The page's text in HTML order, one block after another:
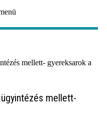
mellett-